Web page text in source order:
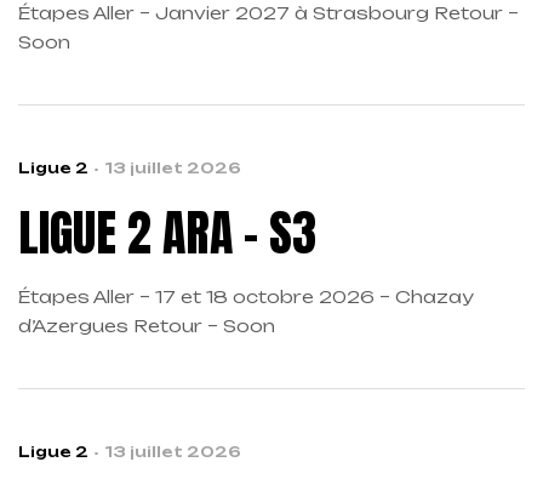
Étapes Aller – Janvier 2027 à Strasbourg Retour –
Soon
Ligue 2 13 juillet 2026
LIGUE 2 ARA – S3
Étapes Aller – 17 et 18 octobre 2026 – Chazay
d’Azergues Retour – Soon
Ligue 2 13 juillet 2026